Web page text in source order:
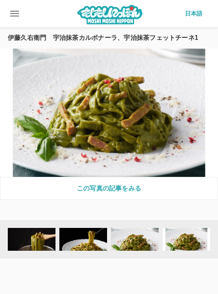
menu 日本語
伊藤久右衛門 宇治抹茶カルボナーラ、宇治抹茶フェットチーネ1
この写真の記事をみる